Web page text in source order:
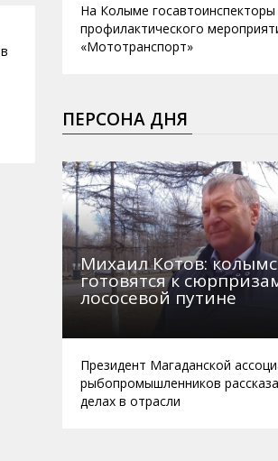
На Колыме госавтоинспекторы
профилактического
«Мототранспорт»
ПЕРСОНА ДНЯ
Михаил Котов:
готовятся к
лососевой путине
Президент Магаданской
рыбопромышленников
делах в отрасли